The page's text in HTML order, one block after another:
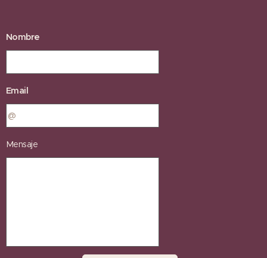
Nombre
Email
Mensaje